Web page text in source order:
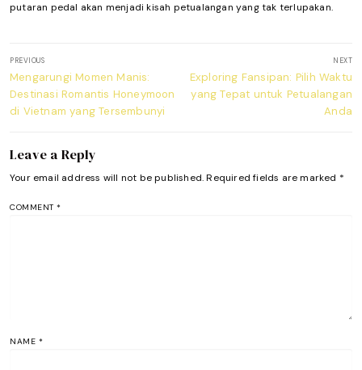
putaran pedal akan menjadi kisah petualangan yang tak terlupakan.
navigation
PREVIOUS
Previous
post:
Mengarungi Momen Manis:
Destinasi Romantis Honeymoon
di Vietnam yang Tersembunyi
NEXT
Next
post:
Exploring Fansipan: Pilih Waktu
yang Tepat untuk Petualangan
Anda
Leave a Reply
Your email address will not be published. Required fields are marked *
COMMENT *
NAME *